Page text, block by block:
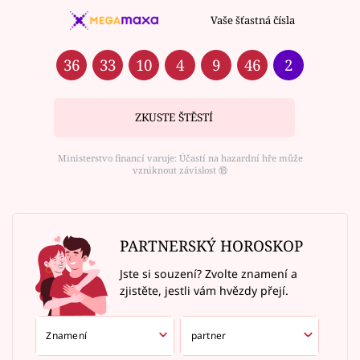
Vaše šťastná čísla
36 33 10 4 9 46 2
ZKUSTE ŠTĚSTÍ
Ministerstvo financí varuje: Účastí na hazardní hře může
vzniknout závislost ⑱
PARTNERSKÝ HOROSKOP
Jste si souzení? Zvolte znamení a
zjistěte, jestli vám hvězdy přejí.